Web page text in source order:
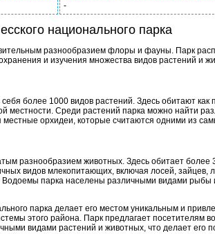
-
национального парка
разнообразием флоры и фауны. Парк
и изучения множества видов растений и
более 1000 видов растений. Здесь обитают
местности. Среди растений парка можно найти
орхидеи, которые считаются одними из
разнообразием животных. Здесь обитает более
видов млекопитающих, включая лосей, зайцев,
Водоемы парка населены различными видами рыбы
парка делает его местом уникальным и
этого района. Парк предлагает посетителям
видами растений и животных, что делает его